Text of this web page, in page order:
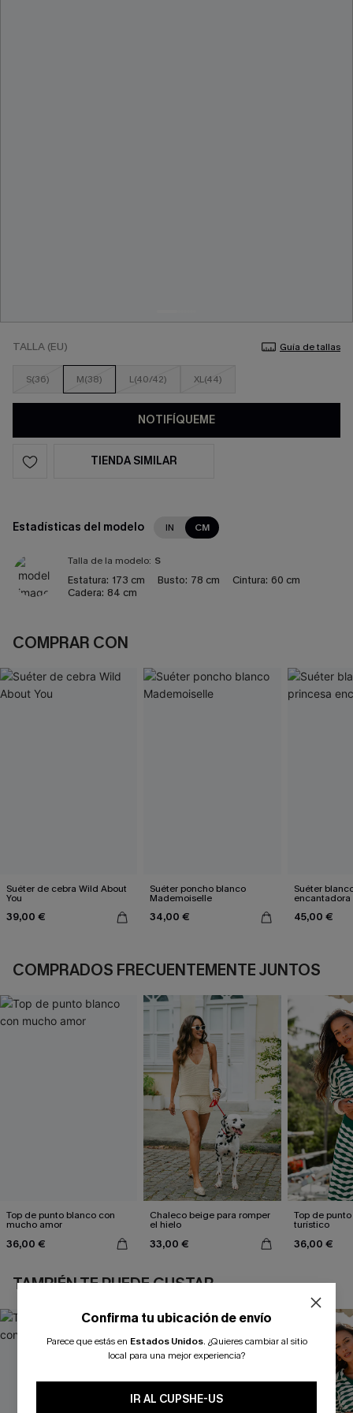
TALLA (EU) Guía de tallas
S(36) M(38) L(40/42) XL(44)
NOTIFÍQUEME
TIENDA SIMILAR
Estadísticas del modelo IN CM
Talla de la modelo: S
Estatura: 173 cm Busto: 78 cm Cintura: 60 cm
Cadera: 84 cm
COMPRAR CON
Suéter de cebra Wild About
You
39,00 €
Suéter poncho blanco
Mademoiselle
34,00 €
Suéter
encantadora
45,00 €
COMPRADOS FRECUENTEMENTE JUNTOS
Top de punto blanco con
mucho amor
36,00 €
Chaleco beige para romper
el hielo
33,00 €
Top de
turístico
36,00 €
TAMBIÉN TE PUEDE GUSTAR
Confirma tu ubicación de envío
Parece que estás en Estados Unidos. ¿Quieres cambiar al sitio
local para una mejor experiencia?
IR AL CUPSHE-US